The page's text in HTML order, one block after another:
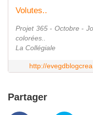
Volutes..
Projet 365 - Octobre -
colorées..
La Collégiale
http://
Partager